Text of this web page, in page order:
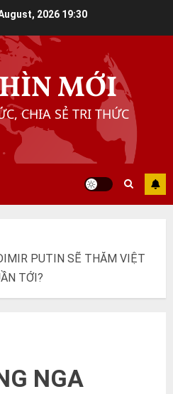
2026 19:30
MỚI
CHIA SẺ TRI THỨC
PUTIN SẼ THĂM VIỆT
TỚI?
NGA